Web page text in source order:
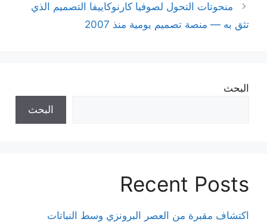
منحوتات التحول لصوفيا كارنوكاييفا التصميم الذي
تثق به — منصة تصميم يومية منذ 2007
البحث
البحث
Recent Posts
اكتشاف مقبرة من العصر البرونزي وسط النباتات